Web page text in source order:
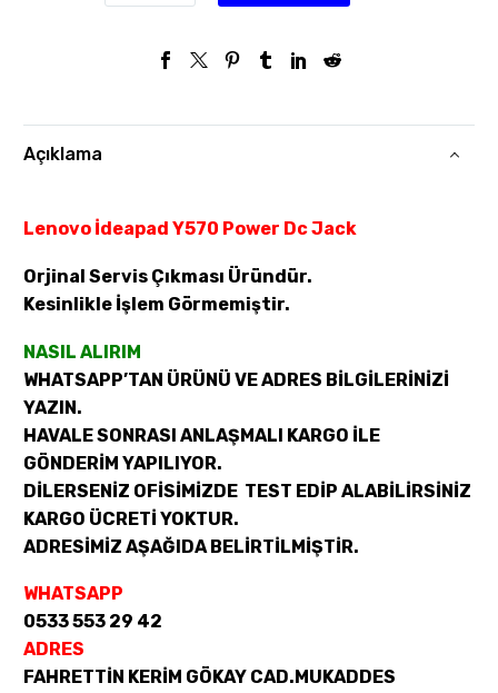
Açıklama
Lenovo İdeapad Y570 Power Dc Jack
Orjinal Servis Çıkması Üründür.
Kesinlikle İşlem Görmemiştir.
NASIL ALIRIM
WHATSAPP’TAN ÜRÜNÜ VE ADRES BİLGİLERİNİZİ
YAZIN.
HAVALE SONRASI ANLAŞMALI KARGO İLE
GÖNDERİM YAPILIYOR.
DİLERSENİZ OFİSİMİZDE TEST EDİP ALABİLİRSİNİZ
KARGO ÜCRETİ YOKTUR.
ADRESİMİZ AŞAĞIDA BELİRTİLMİŞTİR.
WHATSAPP
0533 553 29 42
ADRES
FAHRETTİN KERİM GÖKAY CAD.MUKADDES